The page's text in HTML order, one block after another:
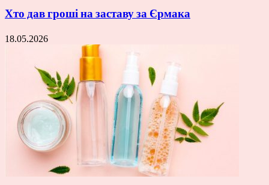
Хто дав гроші на заставу за Єрмака
18.05.2026